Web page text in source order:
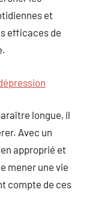
et
efficaces de
longue, il
Avec un
approprié et
mener une vie
compte de ces